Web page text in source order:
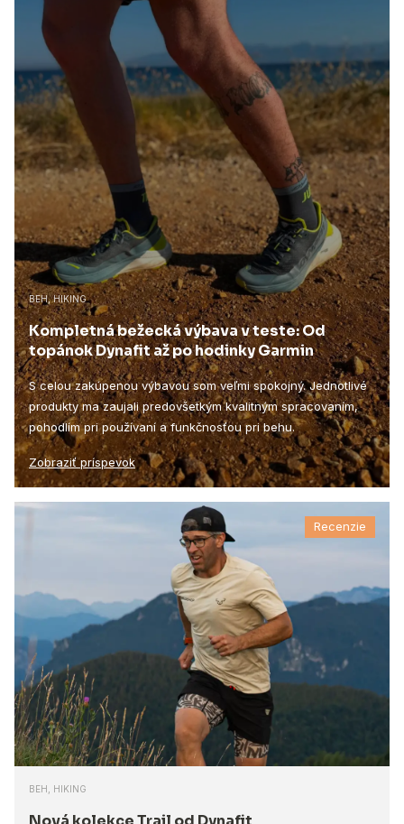
BEH, HIKING
Kompletná bežecká výbava v teste: Od
topánok Dynafit až po hodinky Garmin
S celou zakúpenou výbavou som veľmi spokojný. Jednotlivé
produkty ma zaujali predovšetkým kvalitným spracovaním,
pohodlím pri používaní a funkčnosťou pri behu.
Zobraziť príspevok
Recenzie
BEH, HIKING